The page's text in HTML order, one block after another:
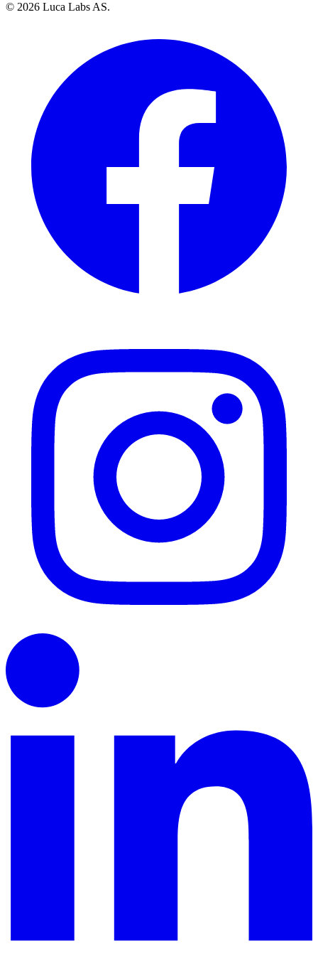
© 2026 Luca Labs AS.